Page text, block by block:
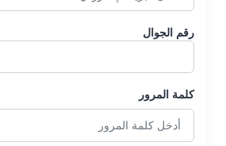
رقم الجوال
كلمة المرور